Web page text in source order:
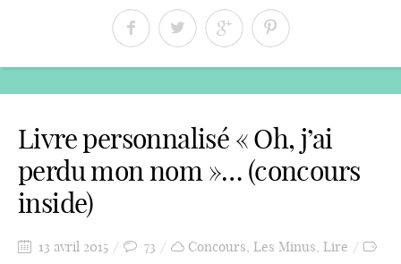
Livre personnalisé « Oh, j’ai
perdu mon nom »… (concours
inside)
13 avril 2015 73 Concours, Les Minus, Lire